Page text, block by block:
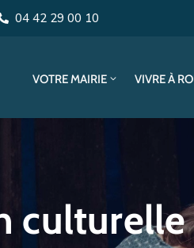
04 42 29 00 10
VOTRE MAIRIE VIVRE À